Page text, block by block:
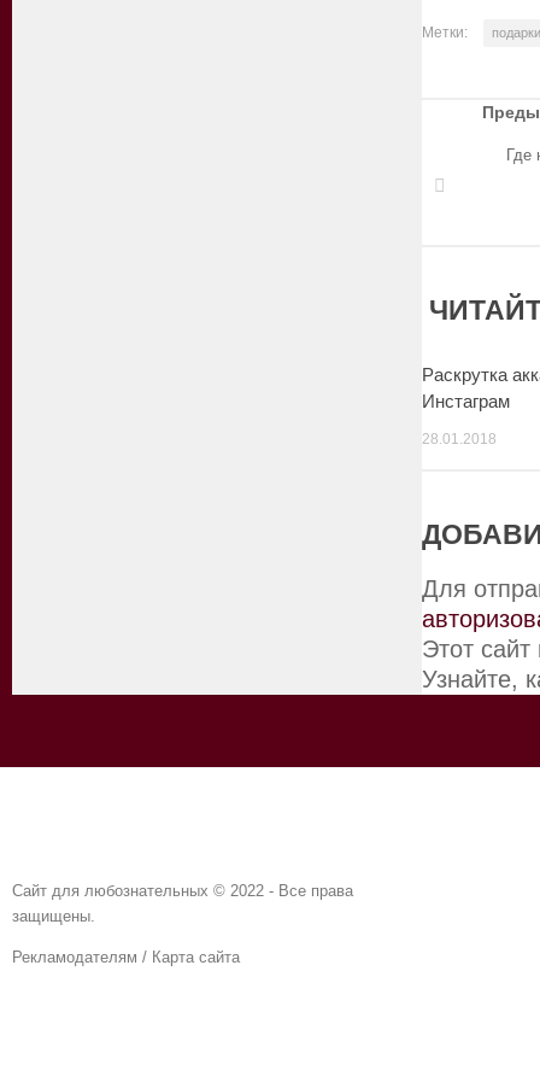
Метки: подарки
Где
Раскрутка
Инстаграм
28.01.2018
Для
Этот
Узнайте,
Сайт для любознательных © 2022 - Все права
защищены.
Рекламодателям / Карта сайта